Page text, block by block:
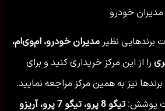
خودرو
برندهایی نظیر مدیران خودرو، ام‌وی‌ام،
را از این مرکز خریداری کنید و برای
نیز به همین مرکز مراجعه نمایید.
پوشش:
تیگو 8 پرو، تیگو 7 پرو، آریزو